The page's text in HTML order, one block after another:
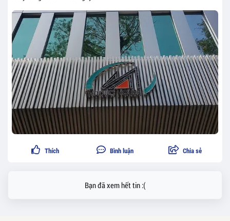
Thích Bình luận Chia sẻ
Bạn đã xem hết tin :(